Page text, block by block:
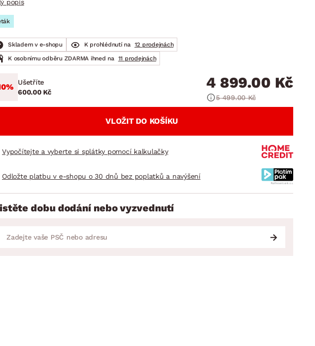
popis
Skladem v e-shopu K prohlédnutí na 12 prodejnách
K osobnímu odběru ZDARMA ihned na 11 prodejnách
Ušetříte
600.00 Kč
4 899.00 Kč
5 499.00 Kč
VLOŽIT DO KOŠÍKU
Vypočítejte a vyberte si splátky pomocí kalkulačky
Odložte platbu v e-shopu o 30 dnů bez poplatků a navýšení
dobu dodání nebo vyzvednutí